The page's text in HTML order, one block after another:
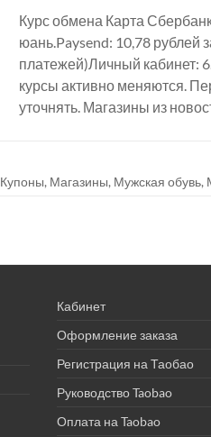
Курс обмена Карта
юань.Paysend: 10,78 рублей
платежей)Личный кабинет:
курсы активно меняются.
уточнять. Магазины из
Купоны, Магазины, Мужская обувь,
Кабинет
Оформление заказа
Регистрация на Таобао
Руководство Taobao
Оплата на Taobao